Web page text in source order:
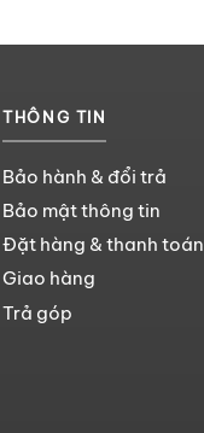
THÔNG TIN
Bảo hành & đổi trả
Bảo mật thông tin
Đặt hàng & thanh toán
Giao hàng
Trả góp